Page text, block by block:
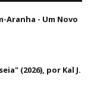
Aranha - Um Novo
(2026), por Kal J.